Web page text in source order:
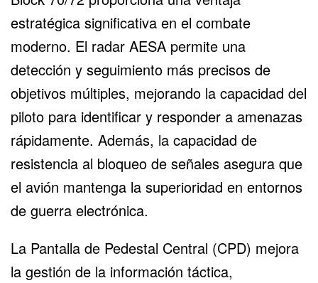
estratégica significativa en el combate
moderno. El radar AESA permite una
detección y seguimiento más precisos de
objetivos múltiples, mejorando la capacidad del
piloto para identificar y responder a amenazas
rápidamente. Además, la capacidad de
resistencia al bloqueo de señales asegura que
el avión mantenga la superioridad en entornos
de guerra electrónica.
La Pantalla de Pedestal Central (CPD) mejora
la gestión de la información táctica,